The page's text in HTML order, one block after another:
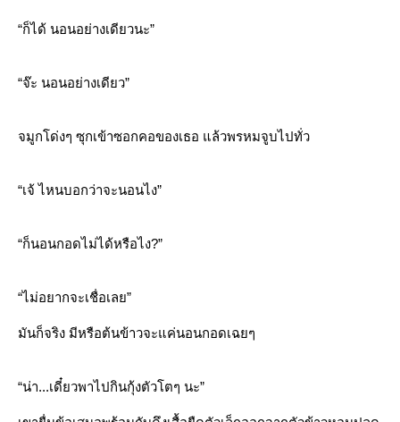
“ก็ได้ นอนอย่างเดียวนะ”
“จ๊ะ นอนอย่างเดียว”
จมูกโด่งๆ ซุกเข้าซอกคอของเธอ แล้วพรหมจูบไปทั่ว
“เจ้ ไหนบอกว่าจะนอนไง”
“ก็นอนกอดไม่ได้หรือไง?”
“ไม่อยากจะเชื่อเลย”
มันก็จริง มีหรือต้นข้าวจะแค่นอนกอดเฉยๆ
“น่า...เดี๋ยวพาไปกินกุ้งตัวโตๆ นะ”